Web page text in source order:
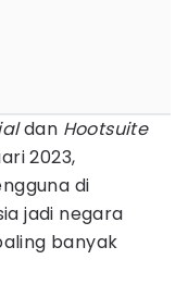
dan Hootsuite
2023,
di
jadi negara
banyak